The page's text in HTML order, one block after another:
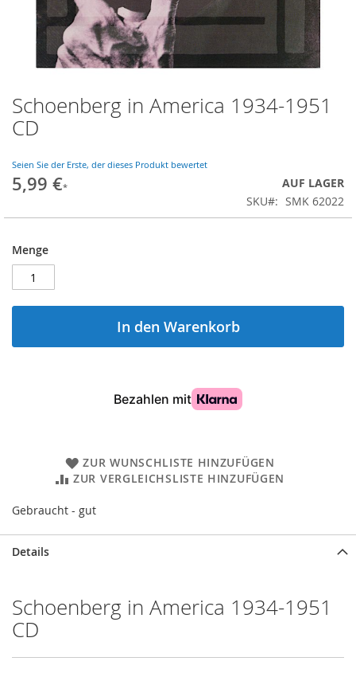
Zum
Anfang
der
springen
Schoenberg in America 1934-1951
CD
Seien Sie der Erste, der dieses Produkt bewertet
5,99 €
AUF LAGER
SKU
SMK 62022
Menge
In den Warenkorb
ZUR WUNSCHLISTE HINZUFÜGEN
ZUR VERGLEICHSLISTE HINZUFÜGEN
Gebraucht - gut
Details
Schoenberg in America 1934-1951
CD